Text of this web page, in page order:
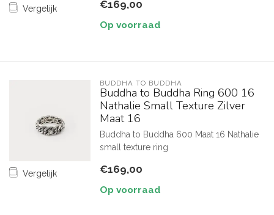
Vergelijk €169,00
Op voorraad
Vergelijk
BUDDHA TO BUDDHA
Buddha to Buddha Ring 600 16
Nathalie Small Texture Zilver
Maat 16
Buddha to Buddha 600 Maat 16 Nathalie
small texture ring
€169,00
Op voorraad